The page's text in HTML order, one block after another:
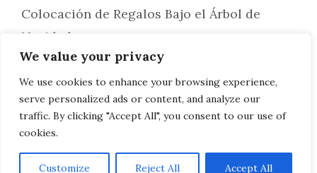
We value your privacy
We use cookies to enhance your browsing experience,
serve personalized ads or content, and analyze our
traffic. By clicking "Accept All", you consent to our use of
cookies.
Customize Reject All Accept All
Colocación de Regalos Bajo el Árbol de
Navidad
¿Cuánto Se Paga de Impuesto de
Circulación por un Coche de Segunda
Mano?